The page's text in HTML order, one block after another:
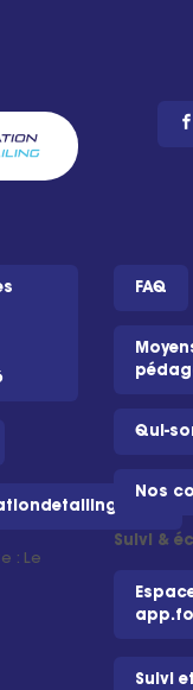
: Le
FAQ
Qui-
Nos
Suivi &
Suivi et